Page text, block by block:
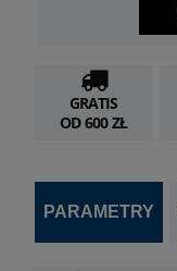
GRATIS
OD 600 ZŁ
PARAMETRY